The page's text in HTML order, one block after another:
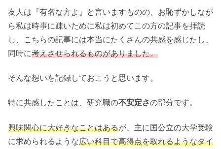
友人は『有名な方よ』と言いますものの、お恥ずかしなが
ら私は時事に疎いために私は初めてこの方の記事を拝読
し、こちらの記事には本当にたくさんの共感を感じたし、
同時に考えさせられるものがありました。
そんな想いを記録しておこうと思います。
特に共感したことは、研究職の不安定さの部分です。
興味関心に大好きなことはあるが、主に国公立の大学受験
に求められるような広い科目で高得点を取れるようなタイ